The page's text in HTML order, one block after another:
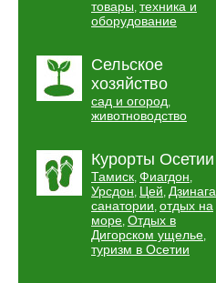
товары, техника и
оборудование
Сельское
хозяйство
сад и огород,
животноводство
Курорты Осетии
Тамиск, Фиагдон,
Урсдон, Цей, Дзинага
санатории, отдых на
море, Отдых в
Дигорском ущелье,
туризм в Осетии